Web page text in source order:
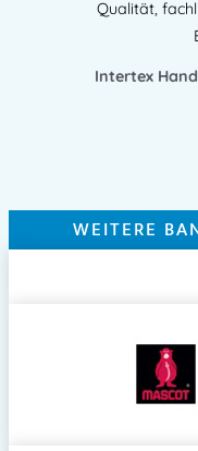
Qualität,
Intertex
WEITERE